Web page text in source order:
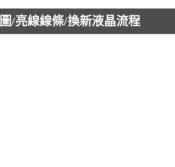
/亮線線條/換新液晶流程